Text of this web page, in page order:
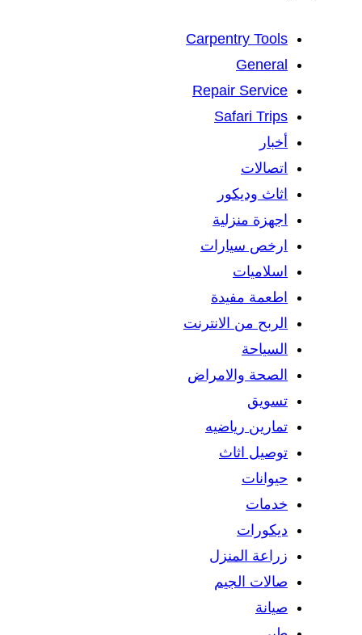
Carpentry Tools
General
Repair Service
Safari Trips
أخبار
اتصالات
اثاث وديكور
اجهزة منزلية
ارخص سيارات
اسلاميات
اطعمة مفيدة
الربح من الانترنت
السياحة
الصحة والامراض
تسويق
تمارين رياضيه
توصيل اثاث
حيوانات
خدمات
ديكورات
زراعة المنزل
صالات الجيم
صيانة